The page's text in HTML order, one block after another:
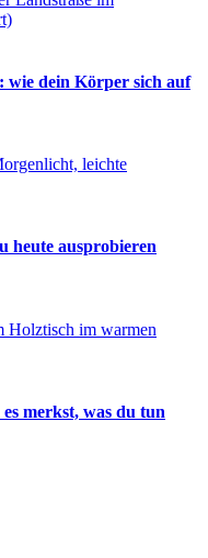
dein Körper sich auf
heute ausprobieren
merkst, was du tun